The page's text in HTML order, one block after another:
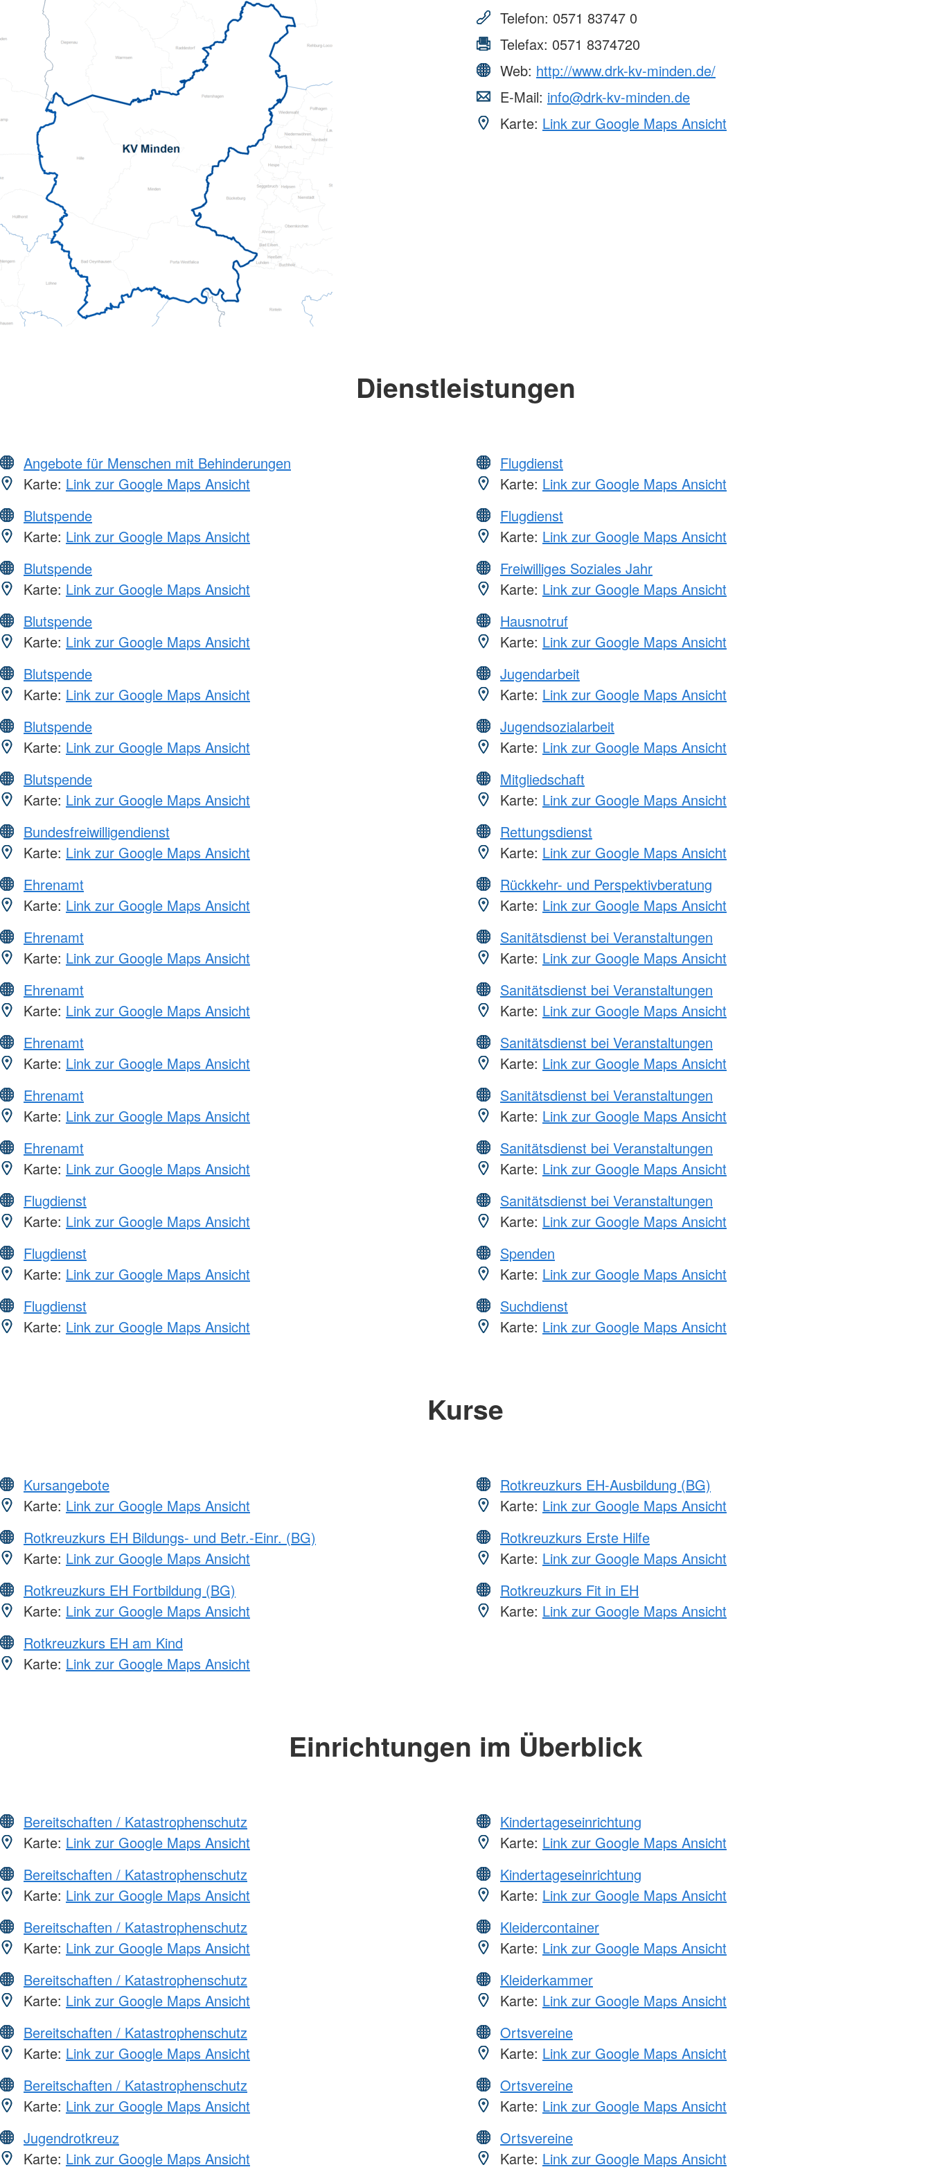
ServiceWohnen
Tölzer Tagespflege
Krisenintervention
Rettungshundestaffel
Bergwacht
Telefon: 0571 83747 0
Telefax: 0571 8374720
Web: http://www.drk-kv-minden.de/
E-Mail: info@drk-kv-minden.de
Karte: Link zur Google Maps Ansicht
Dienstleistungen
Angebote für Menschen mit Behinderungen
Karte: Link zur Google Maps Ansicht
Blutspende
Karte: Link zur Google Maps Ansicht
Blutspende
Karte: Link zur Google Maps Ansicht
Blutspende
Karte: Link zur Google Maps Ansicht
Blutspende
Karte: Link zur Google Maps Ansicht
Blutspende
Karte: Link zur Google Maps Ansicht
Blutspende
Karte: Link zur Google Maps Ansicht
Bundesfreiwilligendienst
Karte: Link zur Google Maps Ansicht
Ehrenamt
Karte: Link zur Google Maps Ansicht
Ehrenamt
Karte: Link zur Google Maps Ansicht
Ehrenamt
Karte: Link zur Google Maps Ansicht
Ehrenamt
Karte: Link zur Google Maps Ansicht
Ehrenamt
Karte: Link zur Google Maps Ansicht
Ehrenamt
Karte: Link zur Google Maps Ansicht
Flugdienst
Karte: Link zur Google Maps Ansicht
Flugdienst
Karte: Link zur Google Maps Ansicht
Flugdienst
Karte: Link zur Google Maps Ansicht
Flugdienst
Karte: Link zur Google Maps Ansicht
Flugdienst
Karte: Link zur Google Maps Ansicht
Freiwilliges Soziales Jahr
Karte: Link zur Google Maps Ansicht
Hausnotruf
Karte: Link zur Google Maps Ansicht
Jugendarbeit
Karte: Link zur Google Maps Ansicht
Jugendsozialarbeit
Karte: Link zur Google Maps Ansicht
Mitgliedschaft
Karte: Link zur Google Maps Ansicht
Rettungsdienst
Karte: Link zur Google Maps Ansicht
Rückkehr- und Perspektivberatung
Karte: Link zur Google Maps Ansicht
Sanitätsdienst bei Veranstaltungen
Karte: Link zur Google Maps Ansicht
Sanitätsdienst bei Veranstaltungen
Karte: Link zur Google Maps Ansicht
Sanitätsdienst bei Veranstaltungen
Karte: Link zur Google Maps Ansicht
Sanitätsdienst bei Veranstaltungen
Karte: Link zur Google Maps Ansicht
Sanitätsdienst bei Veranstaltungen
Karte: Link zur Google Maps Ansicht
Sanitätsdienst bei Veranstaltungen
Karte: Link zur Google Maps Ansicht
Spenden
Karte: Link zur Google Maps Ansicht
Suchdienst
Karte: Link zur Google Maps Ansicht
Kurse
Kursangebote
Karte: Link zur Google Maps Ansicht
Rotkreuzkurs EH Bildungs- und Betr.-Einr. (BG)
Karte: Link zur Google Maps Ansicht
Rotkreuzkurs EH Fortbildung (BG)
Karte: Link zur Google Maps Ansicht
Rotkreuzkurs EH am Kind
Karte: Link zur Google Maps Ansicht
Rotkreuzkurs EH-Ausbildung (BG)
Karte: Link zur Google Maps Ansicht
Rotkreuzkurs Erste Hilfe
Karte: Link zur Google Maps Ansicht
Rotkreuzkurs Fit in EH
Karte: Link zur Google Maps Ansicht
Einrichtungen im Überblick
Bereitschaften / Katastrophenschutz
Karte: Link zur Google Maps Ansicht
Bereitschaften / Katastrophenschutz
Karte: Link zur Google Maps Ansicht
Bereitschaften / Katastrophenschutz
Karte: Link zur Google Maps Ansicht
Bereitschaften / Katastrophenschutz
Karte: Link zur Google Maps Ansicht
Bereitschaften / Katastrophenschutz
Karte: Link zur Google Maps Ansicht
Bereitschaften / Katastrophenschutz
Karte: Link zur Google Maps Ansicht
Jugendrotkreuz
Karte: Link zur Google Maps Ansicht
Kindertageseinrichtung
Karte: Link zur Google Maps Ansicht
Kindertageseinrichtung
Karte: Link zur Google Maps Ansicht
Kleidercontainer
Karte: Link zur Google Maps Ansicht
Kleiderkammer
Karte: Link zur Google Maps Ansicht
Ortsvereine
Karte: Link zur Google Maps Ansicht
Ortsvereine
Karte: Link zur Google Maps Ansicht
Ortsvereine
Karte: Link zur Google Maps Ansicht